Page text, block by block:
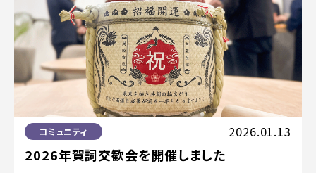
コミュニティ 2026.01.13
2026年賀詞交歓会を開催しました